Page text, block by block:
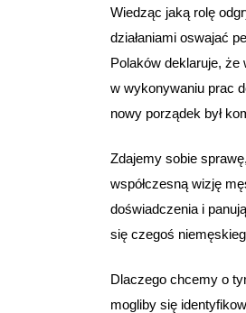
Wiedząc jaką rolę
działaniami oswajać
Polaków deklaruje,
w wykonywaniu prac
nowy porządek był
Zdajemy sobie
współczesną wizję
doświadczenia i
się czegoś
Dlaczego chcemy o
mogliby się